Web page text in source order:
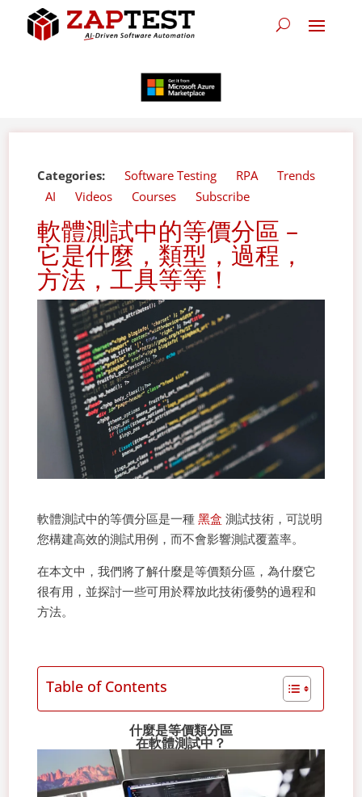
Categories: Software Testing RPA
Trends
AI
Videos Courses Subscribe
軟體測試中的等價分區 –
它是什麼，類型，過程，
方法，工具等等！
軟體測試中的等價分區是一種黑盒 測試技術，可説明
您構建高效的測試用例，而不會影響測試覆蓋率。
在本文中，我們將了解什麼是等價類分區，為什麼它
很有用，並探討一些可用於釋放此技術優勢的過程和
方法。
Table of Contents
什麼是等價類分區
在軟體測試中？